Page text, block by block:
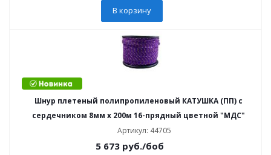
В корзину
Шнур плетеный полипропиленовый КАТУШКА (ПП) с
сердечником 8мм х 200м 16-прядный цветной "МДС"
Артикул: 44705
5 673руб./боб